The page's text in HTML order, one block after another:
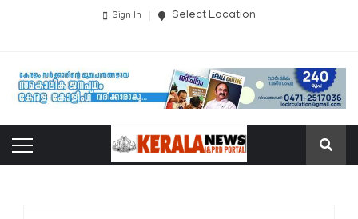
Sign In Select Location